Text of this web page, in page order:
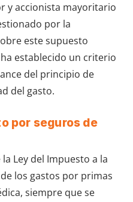
y accionista mayoritario
por la
este supuesto
establecido un criterio
del principio de
del gasto.
por seguros de
Ley del Impuesto a la
los gastos por primas
siempre que se